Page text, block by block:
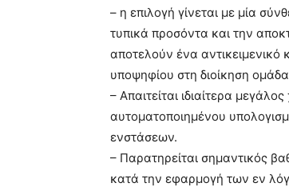
– η επιλογή γίνεται με μία
τυπικά προσόντα και την
αποτελούν ένα αντικειμενικό
υποψηφίου στη διοίκηση
– Απαιτείται ιδιαίτερα
αυτοματοποιημένου
ενστάσεων.
– Παρατηρείται σημαντικός
κατά την εφαρμογή των εν